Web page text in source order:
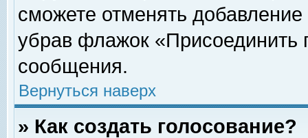
сможете отменять
убрав флажок «Присоединить
сообщения.
Вернуться наверх
» Как создать голосование?